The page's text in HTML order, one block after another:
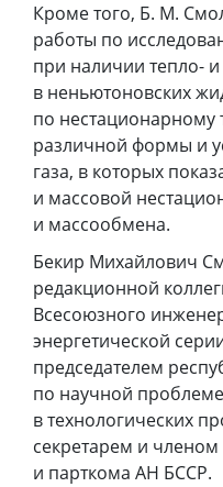
Кроме того, Б. М.
работы по
при наличии тепло-
в неньютоновских
по нестационарному
различной формы и
газа, в которых
и массовой
и массообмена.
Бекир Михайлович
редакционной
Всесоюзного
энергетической
председателем
по научной
в технологических
секретарем и членом
и парткома АН БССР.